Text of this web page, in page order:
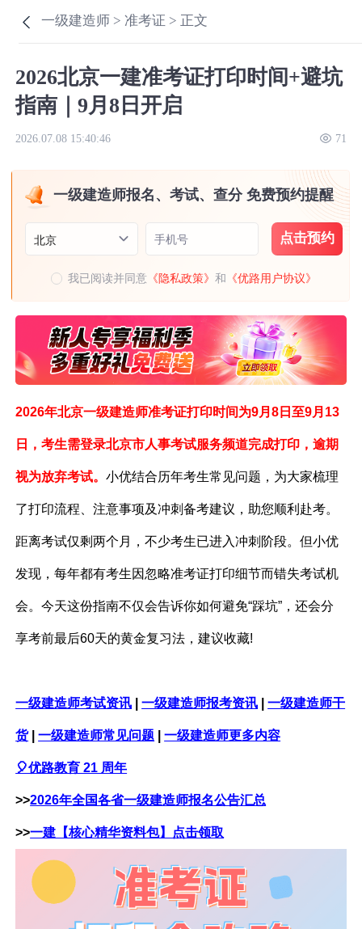
一级建造师 >准考证 > 正文
2026北京一建准考证打印时间+避坑
指南｜9月8日开启
2026.07.08 15:40:46 71
一级建造师报名、考试、查分 免费预约提醒
北京 手机号 点击预约
我已阅读并同意 《隐私政策》和 《优路用户协议》
2026年北京一级建造师准考证打印时间为9月8日至9月13
日，考生需登录北京市人事考试服务频道完成打印，逾期
视为放弃考试。小优结合历年考生常见问题，为大家梳理
了打印流程、注意事项及冲刺备考建议，助您顺利赴考。
距离考试仅剩两个月，不少考生已进入冲刺阶段。但小优
发现，每年都有考生因忽略准考证打印细节而错失考试机
会。今天这份指南不仅会告诉你如何避免“踩坑”，还会分
享考前最后60天的黄金复习法，建议收藏!
一级建造师考试资讯 |一级建造师报考资讯 |一级建造师干
货|一级建造师常见问题 一级建造师更多内容
🎈优路教育 21 周年
>>2026年全国各省一级建造师报名公告汇总
>>一建【核心精华资料包】点击领取